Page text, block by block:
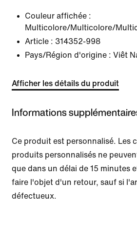
Couleur affichée :
Multicolore/Multicolore/
Article : 314352-998
Pays/Région d'origine : Viêt
Afficher les détails du produit
Informations
Ce produit est personnalisé. Les
produits personnalisés ne
que dans un délai de 15 minutes
faire l'objet d'un retour, sauf si
défectueux.